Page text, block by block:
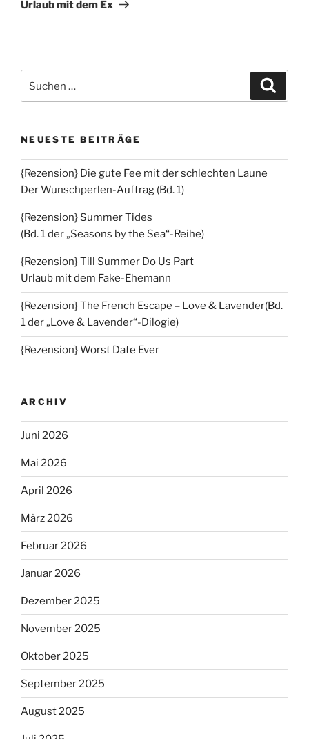
Urlaub mit dem Ex
nach:
NEUESTE BEITRÄGE
{Rezension} Die gute Fee mit der schlechten Laune
Der Wunschperlen-Auftrag (Bd. 1)
{Rezension} Summer Tides
(Bd. 1 der „Seasons by the Sea“-Reihe)
{Rezension} Till Summer Do Us Part
Urlaub mit dem Fake-Ehemann
{Rezension} The French Escape – Love & Lavender(Bd.
1 der „Love & Lavender“-Dilogie)
{Rezension} Worst Date Ever
ARCHIV
Juni 2026
Mai 2026
April 2026
März 2026
Februar 2026
Januar 2026
Dezember 2025
November 2025
Oktober 2025
September 2025
August 2025